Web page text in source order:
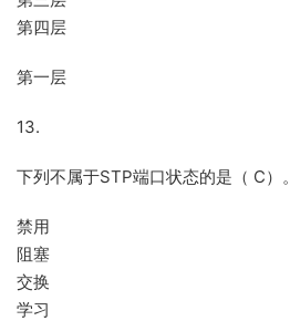
第四层
第一层
13.
下列不属于STP端口状态的是（ C）。
禁用
阻塞
交换
学习